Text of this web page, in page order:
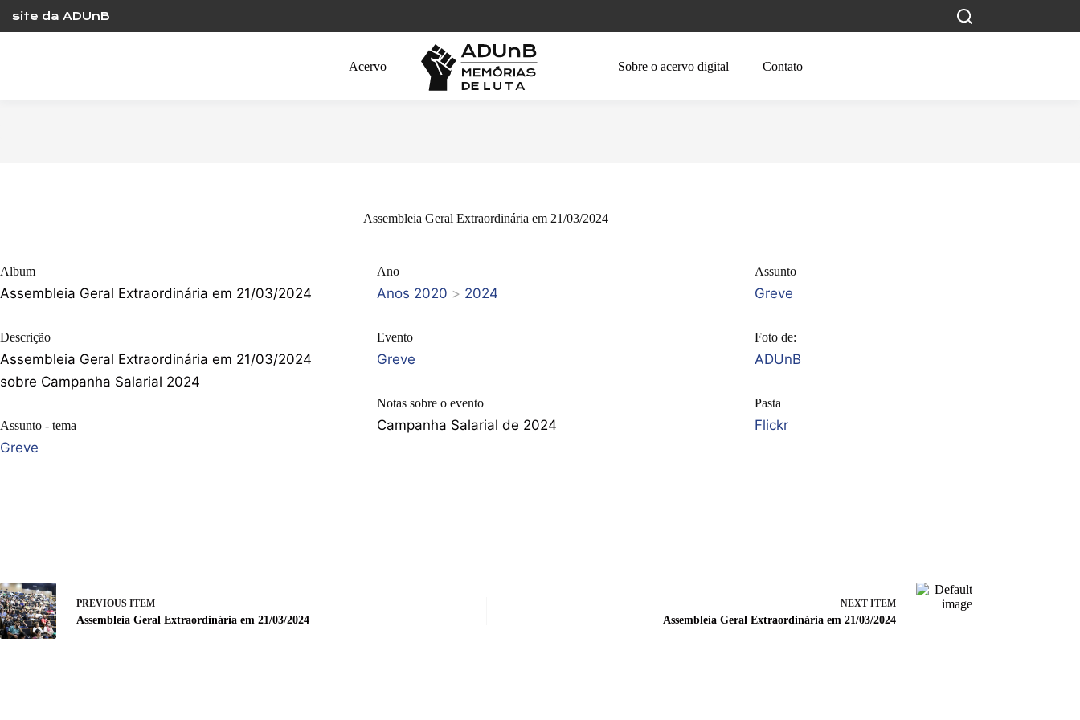
content
site da ADUnB
Acervo Sobre o acervo digital Contato
Assembleia Geral Extraordinária em 21/03/2024
Album
Assembleia Geral Extraordinária em 21/03/2024
Descrição
Assembleia Geral Extraordinária em 21/03/2024
sobre Campanha Salarial 2024
Assunto - tema
Greve
Ano
Anos 2020 > 2024
Evento
Greve
Notas sobre o evento
Campanha Salarial de 2024
Assunto
Greve
Foto de:
ADUnB
Pasta
Flickr
PREVIOUS ITEM
Assembleia Geral Extraordinária em 21/03/2024
NEXT ITEM
Assembleia Geral Extraordinária em 21/03/2024